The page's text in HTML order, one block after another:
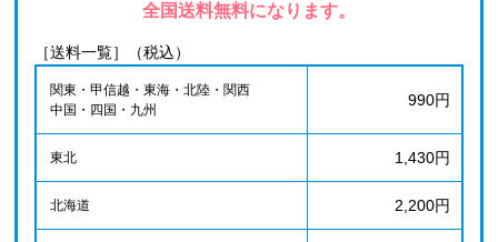
全国送料無料になります。
［送料一覧］（税込）
関東・甲信越・東海・北陸・関西
中国・四国・九州
990円
東北 1,430円
北海道 2,200円